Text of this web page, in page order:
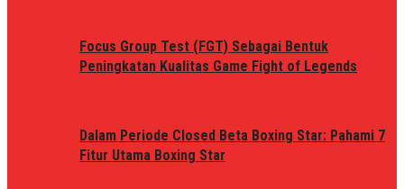
Focus Group Test (FGT) Sebagai Bentuk
Peningkatan Kualitas Game Fight of Legends
Dalam Periode Closed Beta Boxing Star: Pahami 7
Fitur Utama Boxing Star